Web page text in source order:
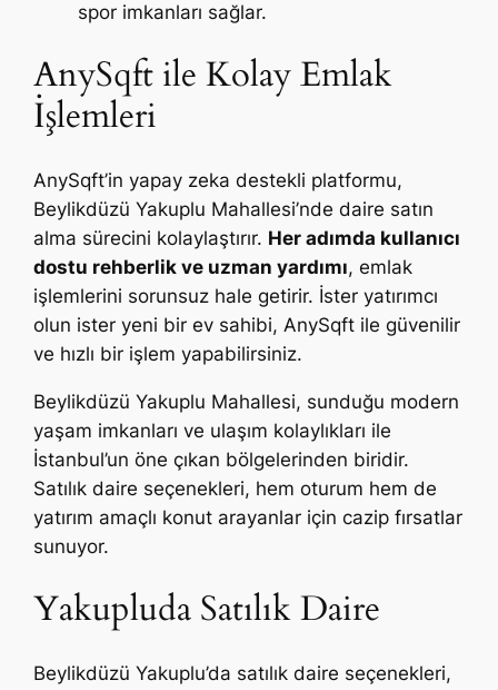
spor imkanları sağlar.
AnySqft ile Kolay Emlak
İşlemleri
AnySqft’in yapay zeka destekli platformu,
Beylikdüzü Yakuplu Mahallesi’nde daire satın
alma sürecini kolaylaştırır. Her adımda kullanıcı
dostu rehberlik ve uzman yardımı, emlak
işlemlerini sorunsuz hale getirir. İster yatırımcı
olun ister yeni bir ev sahibi, AnySqft ile güvenilir
ve hızlı bir işlem yapabilirsiniz.
Beylikdüzü Yakuplu Mahallesi, sunduğu modern
yaşam imkanları ve ulaşım kolaylıkları ile
İstanbul’un öne çıkan bölgelerinden biridir.
Satılık daire seçenekleri, hem oturum hem de
yatırım amaçlı konut arayanlar için cazip fırsatlar
sunuyor.
Yakupluda Satılık Daire
Beylikdüzü Yakuplu’da satılık daire seçenekleri,